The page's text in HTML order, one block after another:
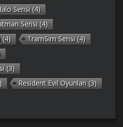
Serisi (4)
Serisi (4)
(4) TramSim Serisi (4)
(3)
Resident Evil Oyunları (3)